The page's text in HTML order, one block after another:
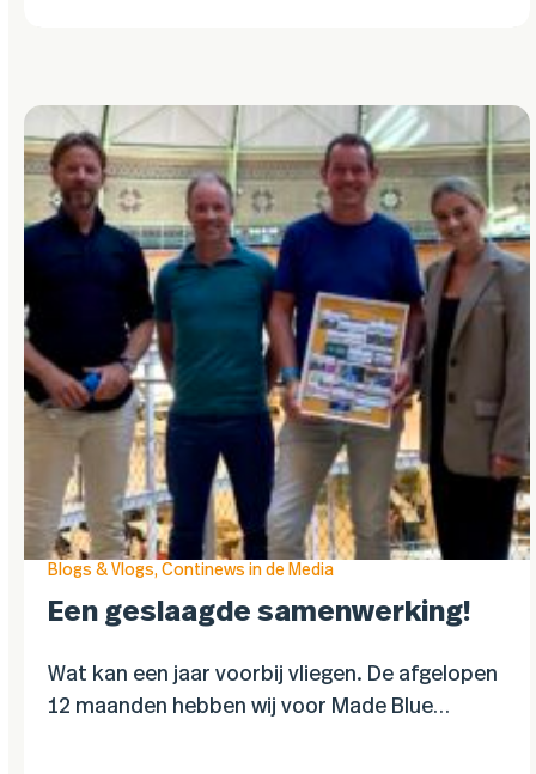
Blogs & Vlogs, Continews in de Media
Een geslaagde samenwerking!
Wat kan een jaar voorbij vliegen. De afgelopen
12 maanden hebben wij voor Made Blue